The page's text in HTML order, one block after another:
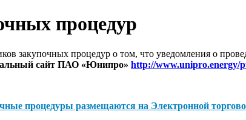
процедур
закупочных процедур о том, что уведомления о
сайт ПАО «Юнипро» http://www.unipro.energy/
процедуры размещаются на Электронной